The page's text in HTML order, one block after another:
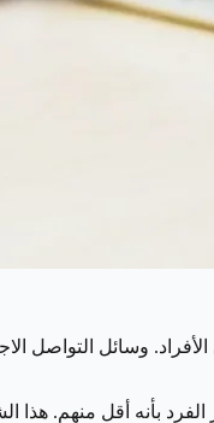
وسائل التواصل
بأنه أقل منهم. هذا